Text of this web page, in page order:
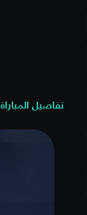
تفاصيل المباراة